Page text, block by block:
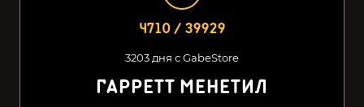
4710 / 39929
3203 дня с GabeStore
ГАРРЕТТ МЕНЕТИЛ